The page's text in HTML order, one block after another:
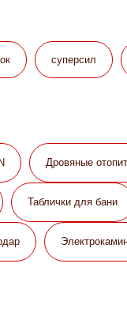
суперсил
Дровяные
Таблички для бани